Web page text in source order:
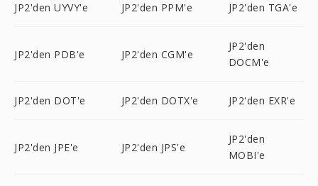
JP2'den UYVY'e JP2'den PPM'e JP2'den TGA'e
JP2'den PDB'e JP2'den CGM'e
JP2'den
DOCM'e
JP2'den DOT'e JP2'den DOTX'e JP2'den EXR'e
JP2'den JPE'e JP2'den JPS'e
JP2'den
MOBI'e